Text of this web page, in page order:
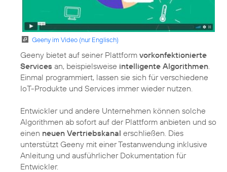
Geeny im Video (nur Englisch)
Geeny bietet auf seiner Plattform vorkonfektionierte
Services an, beispielsweise intelligente Algorithmen
Einmal programmiert, lassen sie sich für verschiedene
IoT-Produkte und Services immer wieder nutzen.
Entwickler und andere Unternehmen können solche
Algorithmen ab sofort auf der Plattform anbieten und so
einen neuen Vertriebskanal erschließen. Dies
unterstützt Geeny mit einer Testanwendung inklusive
Anleitung und ausführlicher Dokumentation für
Entwickler.